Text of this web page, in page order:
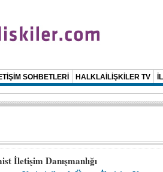
SOHBETLERİ HALKLAİLİŞKİLER TV
İletişim Danışmanlığı